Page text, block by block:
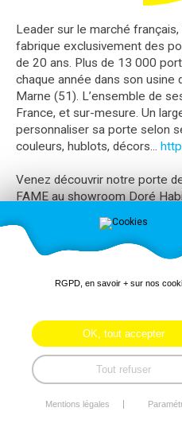
Leader sur le marché
fabrique exclusivement des
de 20 ans. Plus de 13 000
chaque année dans son usine
Marne (51). L’ensemble de
France, et sur-mesure. Un
personnaliser sa porte selon
couleurs, hublots, décors...
Venez découvrir notre porte
FAME au showroom Doré
Brieuc. Nous vendons et
et dans toutes les Côtes
Découvrez nos réalisations
http://www.dore-
RGPD, en savoir + sur nos
OK, tout accepter
Tout refuser
Mentions légales